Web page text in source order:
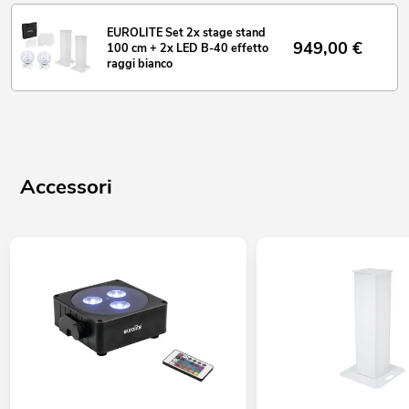
EUROLITE Set 2x stage stand
100 cm + 2x LED B-40 effetto
raggi bianco
949,00 €
Accessori